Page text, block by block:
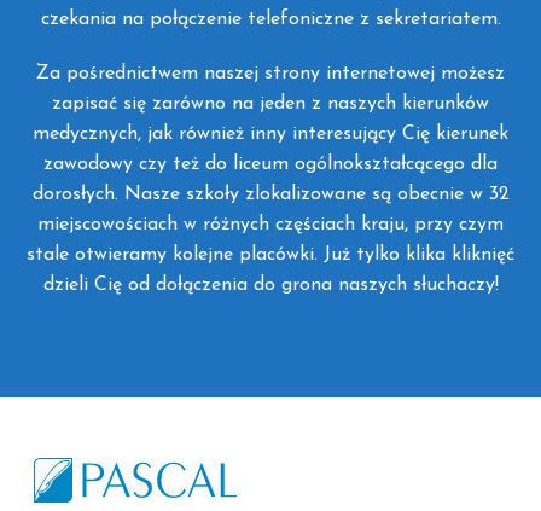
czekania na połączenie telefoniczne z sekretariatem.
Za pośrednictwem naszej strony internetowej możesz
zapisać się zarówno na jeden z naszych kierunków
medycznych, jak również inny interesujący Cię kierunek
zawodowy czy też do liceum ogólnokształcącego dla
dorosłych. Nasze szkoły zlokalizowane są obecnie w 32
miejscowościach w różnych częściach kraju, przy czym
stale otwieramy kolejne placówki. Już tylko klika kliknięć
dzieli Cię od dołączenia do grona naszych słuchaczy!